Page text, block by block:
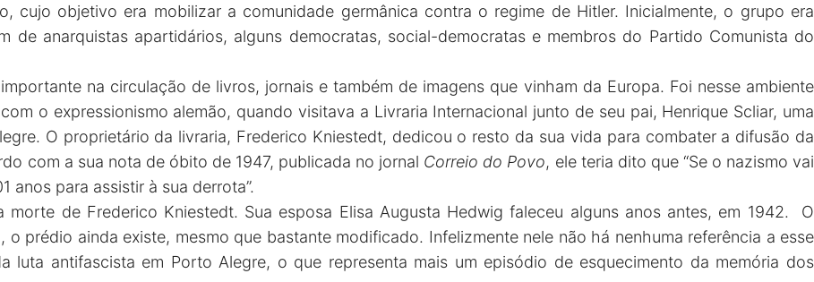
cujo objetivo era mobilizar a comunidade germânica contra o regime de Hitler. Inicialmente, o grupo era
de anarquistas apartidários, alguns democratas, social-democratas e membros do Partido Comunista do
na circulação de livros, jornais e também de imagens que vinham da Europa. Foi nesse ambiente
o expressionismo alemão, quando visitava a Livraria Internacional junto de seu pai, Henrique Scliar, uma
O proprietário da livraria, Frederico Kniestedt, dedicou o resto da sua vida para combater a difusão da
com a sua nota de óbito de 1947, publicada no jornal Correio do Povo, ele teria dito que “Se o nazismo vai
anos para assistir à sua derrota”.
de Frederico Kniestedt. Sua esposa Elisa Augusta Hedwig faleceu alguns anos antes, em 1942. O
prédio ainda existe, mesmo que bastante modificado. Infelizmente nele não há nenhuma referência a esse
luta antifascista em Porto Alegre, o que representa mais um episódio de esquecimento da memória dos